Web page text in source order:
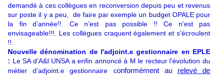
demandé à ces collègues en reconversion depuis peu et revenus
sur poste il y a peu, de faire par exemple un budget OPALE pour
la fin d’année!!. Ce n’est pas possible !! Ce n'est pas
envisageable!!!. Les collègues craquent également et s'écroulent
!!.
Nouvelle dénomination de l'adjoint.e gestionnaire en EPLE
: Le SA d'A&I UNSA a enfin annoncé à M le recteur l'évolution du
métier d'adjoint.e gestionnaire conformément au relevé de